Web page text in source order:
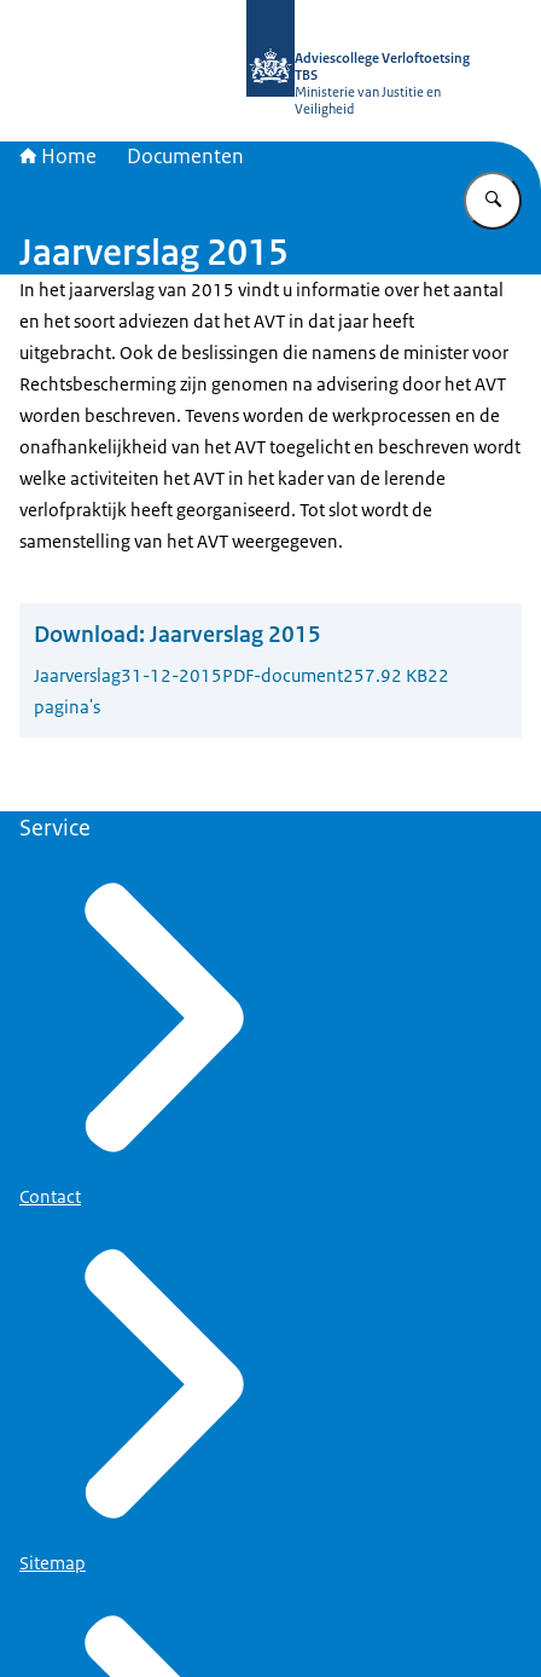
Adviescollege Verloftoetsing
TBS
Ministerie van Justitie en
Veiligheid
Home Documenten
Jaarverslag 2015
In het jaarverslag van 2015 vindt u informatie over het aantal
en het soort adviezen dat het AVT in dat jaar heeft
uitgebracht. Ook de beslissingen die namens de minister voor
Rechtsbescherming zijn genomen na advisering door het AVT
worden beschreven. Tevens worden de werkprocessen en de
onafhankelijkheid van het AVT toegelicht en beschreven wordt
welke activiteiten het AVT in het kader van de lerende
verlofpraktijk heeft georganiseerd. Tot slot wordt de
samenstelling van het AVT weergegeven.
Download: Jaarverslag 2015
Jaarverslag31-12-2015PDF-document257.92 KB22
pagina's
Service
Contact
Sitemap